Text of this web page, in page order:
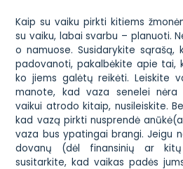
Kaip su vaiku pirkti kitiems
su vaiku, labai svarbu – planuoti.
o namuose. Susidarykite sąrašą,
padovanoti, pakalbėkite apie tai,
ko jiems galėtų reikėti. Leiskite
manote, kad vaza senelei nėra
vaikui atrodo kitaip, nusileiskite.
kad vazą pirkti nusprendė
vaza bus ypatingai brangi. Jeigu
dovanų (dėl finansinių ar kitų
susitarkite, kad vaikas padės